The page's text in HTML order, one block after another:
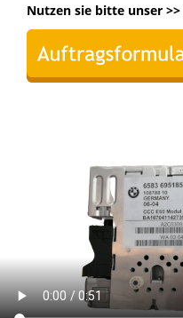
Nutzen sie bitte unser >>